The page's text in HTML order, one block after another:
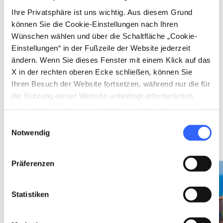
Ihre Privatsphäre ist uns wichtig. Aus diesem Grund
können Sie die Cookie-Einstellungen nach Ihren
Wünschen wählen und über die Schaltfläche „Cookie-
Einstellungen“ in der Fußzeile der Website jederzeit
ändern. Wenn Sie dieses Fenster mit einem Klick auf das
X in der rechten oberen Ecke schließen, können Sie
Ihren Besuch der Website fortsetzen, während nur die für
die Nutzung dieser Website unbedingt erforderlichen
Zustimmung.
Notwendig
Präferenzen
Statistiken
event
SONSTIGE
VERANSTALTUNGEN
Vivere il Parco
Februar - November
in Isola d’Elba
Ansehen auf der Karte
favorite_border